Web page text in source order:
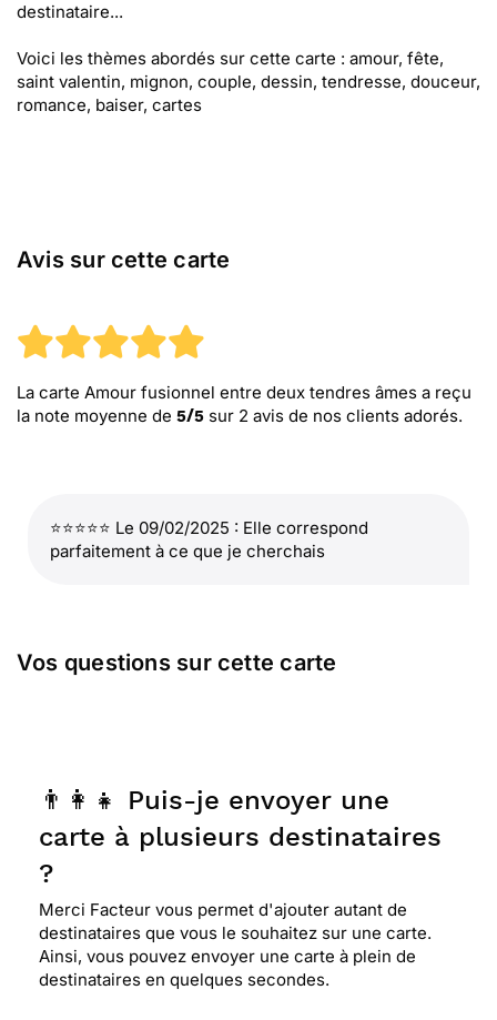
destinataire...
Voici les thèmes abordés sur cette carte : amour, fête,
saint valentin, mignon, couple, dessin, tendresse, douceur,
romance, baiser, cartes
Avis sur cette carte
La carte Amour fusionnel entre deux tendres âmes a reçu
la note moyenne de 5/5 sur 2 avis de nos clients adorés.
⭐⭐⭐⭐⭐ Le 09/02/2025 : Elle correspond
parfaitement à ce que je cherchais
Vos questions sur cette carte
👨‍👩‍👧 Puis-je envoyer une
carte à plusieurs destinataires
?
Merci Facteur vous permet d'ajouter autant de
destinataires que vous le souhaitez sur une carte.
Ainsi, vous pouvez envoyer une carte à plein de
destinataires en quelques secondes.